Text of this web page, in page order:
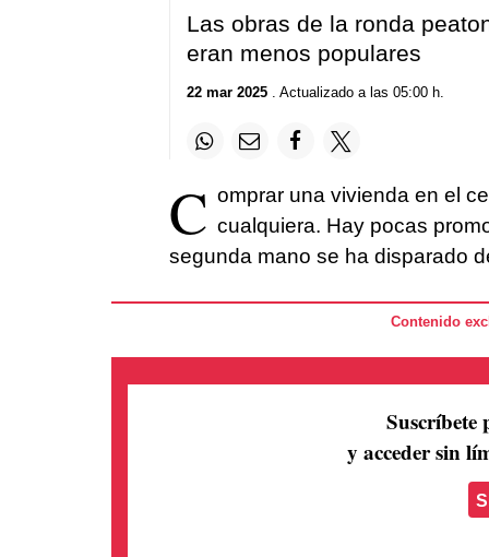
Las obras de la ronda
eran menos populares
22 mar 2025. Actualizado a las 05:00 h.
C omprar una vivienda en el
cualquiera. Hay pocas
segunda mano se ha disparado
Contenido
Suscríbete
y acceder sin